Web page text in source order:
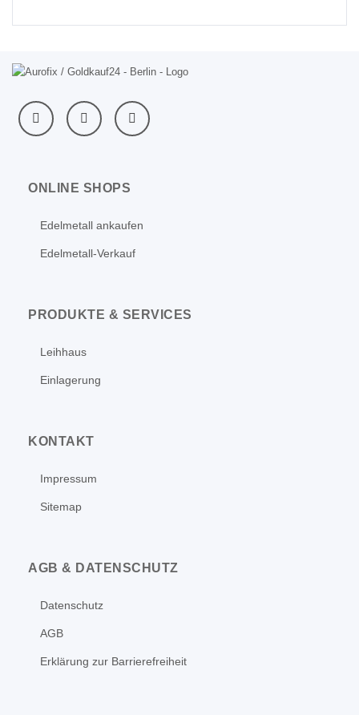
ONLINE SHOPS
Edelmetall ankaufen
Edelmetall-Verkauf
PRODUKTE & SERVICES
Leihhaus
Einlagerung
KONTAKT
Impressum
Sitemap
AGB & DATENSCHUTZ
Datenschutz
AGB
Erklärung zur Barrierefreiheit